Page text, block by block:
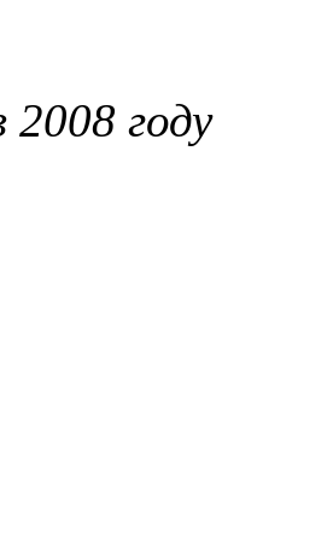
2008 году